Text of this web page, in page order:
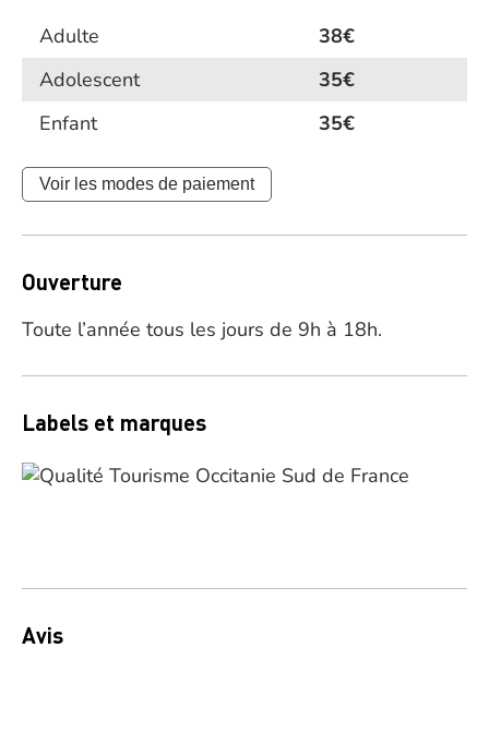
Adulte
38€
Adolescent
35€
Enfant
35€
Voir les modes de paiement
Ouverture
Toute l’année tous les jours de 9h à 18h.
Labels et marques
Avis